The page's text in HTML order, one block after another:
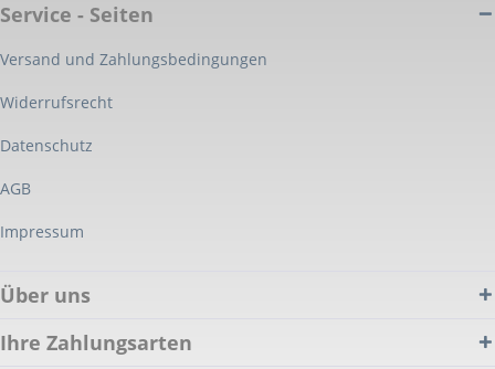
Service - Seiten
Versand und Zahlungsbedingungen
Widerrufsrecht
Datenschutz
AGB
Impressum
Über uns
Ihre Zahlungsarten